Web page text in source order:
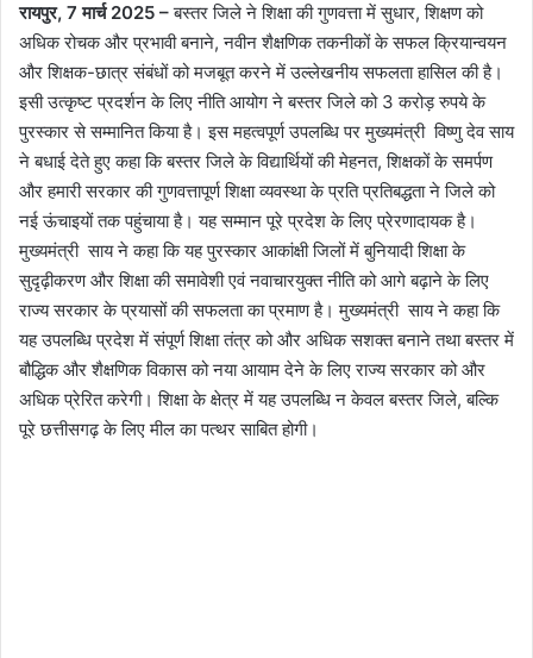
रायपुर, 7 मार्च 2025 –बस्तर जिले ने शिक्षा की गुणवत्ता में सुधार, शिक्षण को
अधिक रोचक और प्रभावी बनाने, नवीन शैक्षणिक तकनीकों के सफल क्रियान्वयन
और शिक्षक-छात्र संबंधों को मजबूत करने में उल्लेखनीय सफलता हासिल की है।
इसी उत्कृष्ट प्रदर्शन के लिए नीति आयोग ने बस्तर जिले को 3 करोड़ रुपये के
पुरस्कार से सम्मानित किया है। इस महत्वपूर्ण उपलब्धि पर मुख्यमंत्री विष्णु देव साय
ने बधाई देते हुए कहा कि बस्तर जिले के विद्यार्थियों की मेहनत, शिक्षकों के समर्पण
और हमारी सरकार की गुणवत्तापूर्ण शिक्षा व्यवस्था के प्रति प्रतिबद्धता ने जिले को
नई ऊंचाइयों तक पहुंचाया है। यह सम्मान पूरे प्रदेश के लिए प्रेरणादायक है।
मुख्यमंत्री साय ने कहा कि यह पुरस्कार आकांक्षी जिलों में बुनियादी शिक्षा के
सुदृढ़ीकरण और शिक्षा की समावेशी एवं नवाचारयुक्त नीति को आगे बढ़ाने के लिए
राज्य सरकार के प्रयासों की सफलता का प्रमाण है। मुख्यमंत्री साय ने कहा कि
यह उपलब्धि प्रदेश में संपूर्ण शिक्षा तंत्र को और अधिक सशक्त बनाने तथा बस्तर में
बौद्धिक और शैक्षणिक विकास को नया आयाम देने के लिए राज्य सरकार को और
अधिक प्रेरित करेगी। शिक्षा के क्षेत्र में यह उपलब्धि न केवल बस्तर जिले, बल्कि
पूरे छत्तीसगढ़ के लिए मील का पत्थर साबित होगी।